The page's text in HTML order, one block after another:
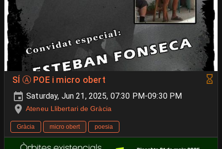
SÍ Ⓐ POE i micro obert
Saturday, Jun 21, 2025, 07:30 PM-09:30 PM
Ateneu Llibertari de Gràcia
Gràcia micro obert poesia